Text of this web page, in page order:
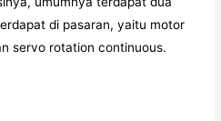
di pasaran, yaitu motor
servo rotation continuous.